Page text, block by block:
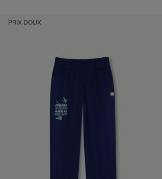
PRIX DOUX